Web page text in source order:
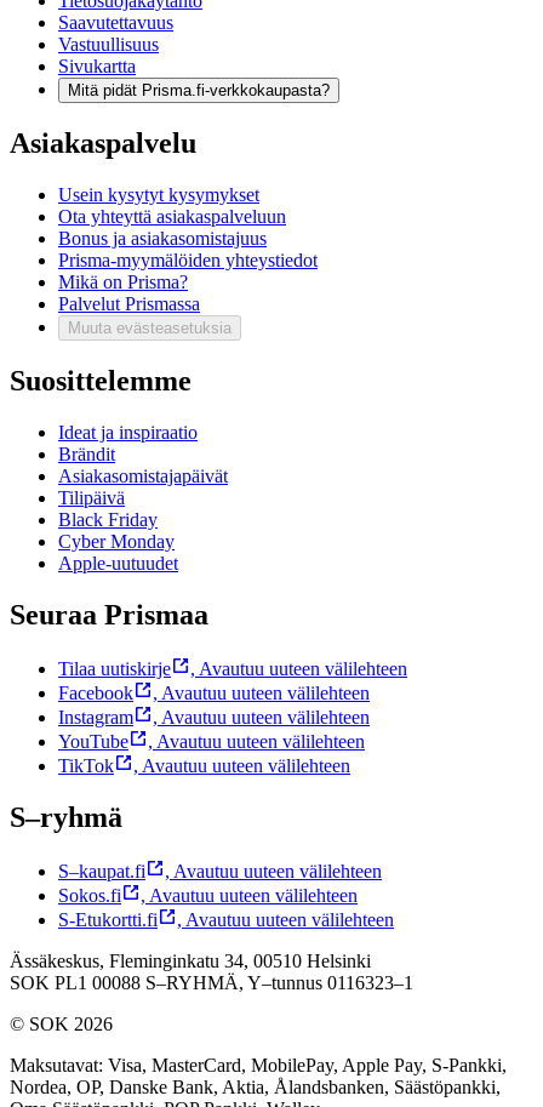
Saavutettavuus
Vastuullisuus
Sivukartta
Mitä pidät Prisma.fi-verkkokaupasta?
Asiakaspalvelu
Usein kysytyt kysymykset
Ota yhteyttä asiakaspalveluun
Bonus ja asiakasomistajuus
Prisma-myymälöiden yhteystiedot
Mikä on Prisma?
Palvelut Prismassa
Muuta evästeasetuksia
Suosittelemme
Ideat ja inspiraatio
Brändit
Asiakasomistajapäivät
Tilipäivä
Black Friday
Cyber Monday
Apple-uutuudet
Seuraa Prismaa
Tilaa uutiskirje , Avautuu uuteen välilehteen
Facebook
, Avautuu uuteen välilehteen
Instagram
, Avautuu uuteen välilehteen
YouTube
, Avautuu uuteen välilehteen
TikTok
, Avautuu uuteen välilehteen
S–ryhmä
S–kaupat.fi , Avautuu uuteen välilehteen
Sokos.fi
, Avautuu uuteen välilehteen
S-Etukortti.fi
, Avautuu uuteen välilehteen
Ässäkeskus, Fleminginkatu 34, 00510 Helsinki
SOK PL1 00088 S–RYHMÄ, Y–tunnus 0116323–1
© SOK 2026
Maksutavat: Visa, MasterCard, MobilePay, Apple Pay, S-Pankki,
Nordea, OP, Danske Bank, Aktia, Ålandsbanken, Säästöpankki,